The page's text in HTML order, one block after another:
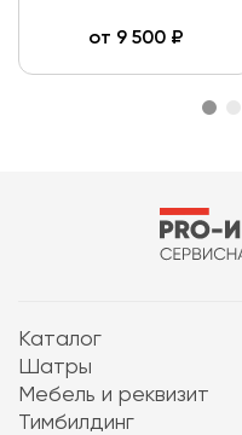
от 9 500₽
Каталог
Шатры
Мебель и реквизит
Тимбилдинг